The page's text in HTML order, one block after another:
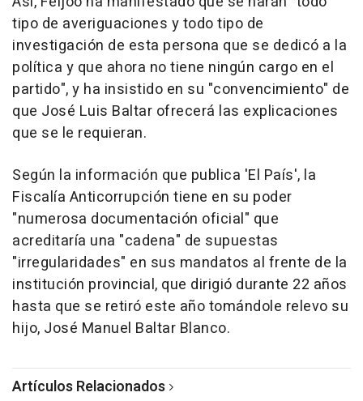
tipo de averiguaciones y todo tipo de
investigación de esta persona que se dedicó a la
política y que ahora no tiene ningún cargo en el
partido", y ha insistido en su "convencimiento" de
que José Luis Baltar ofrecerá las explicaciones
que se le requieran.
Según la información que publica 'El País', la
Fiscalía Anticorrupción tiene en su poder
"numerosa documentación oficial" que
acreditaría una "cadena" de supuestas
"irregularidades" en sus mandatos al frente de la
institución provincial, que dirigió durante 22 años
hasta que se retiró este año tomándole relevo su
hijo, José Manuel Baltar Blanco.
Artículos Relacionados